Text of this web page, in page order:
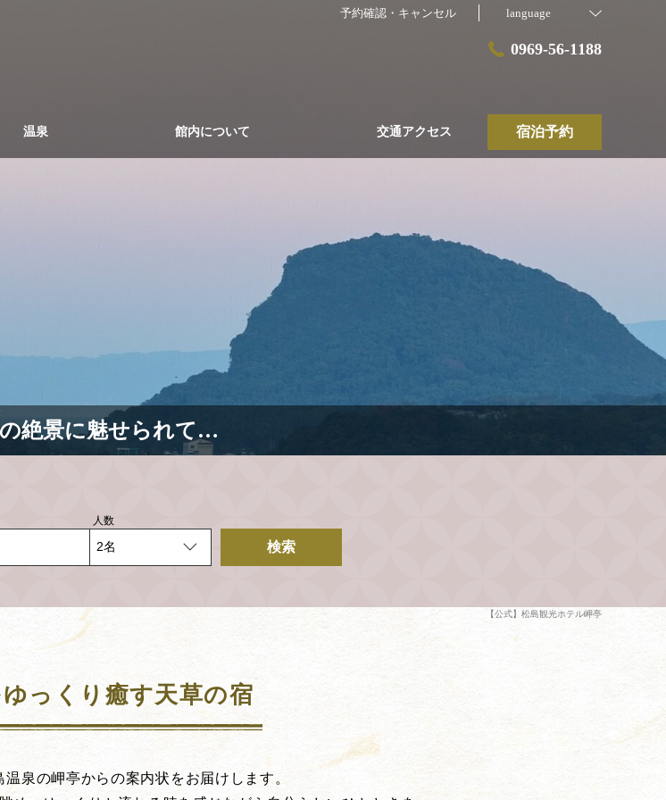
予約確認・キャンセル language
0969-56-1188
温泉 館内について 交通アクセス 宿泊予約
絶景に魅せられて…
人数
検索
【公式】松島観光ホテル岬亭
っくり癒す天草の宿
泉の岬亭からの案内状をお届けします。